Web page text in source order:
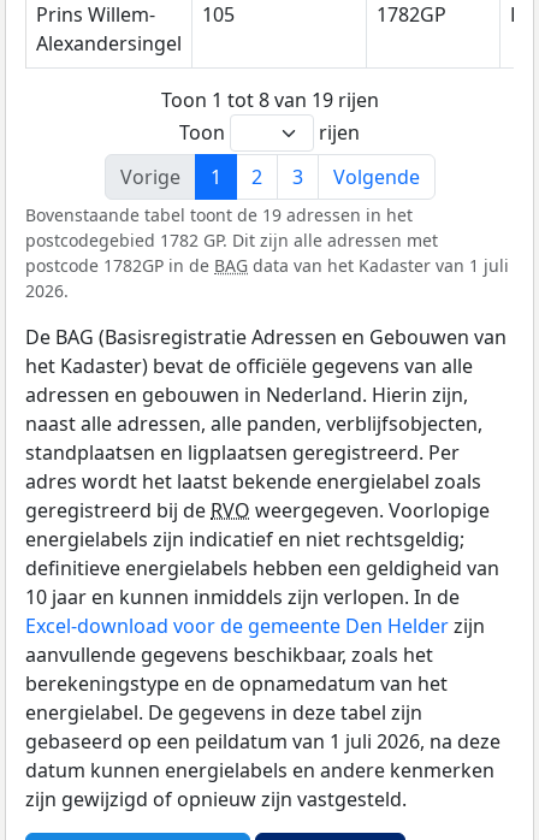
Prins Willem-
Alexandersingel
105 1782GP
Toon 1 tot 8 van 19 rijen
Toon
rijen
Vorige
1 2 3 Volgende
Bovenstaande tabel toont de 19 adressen in het
postcodegebied 1782 GP. Dit zijn alle adressen met
postcode 1782GP in de BAG data van het Kadaster van 1 juli
2026.
De BAG (Basisregistratie Adressen en Gebouwen van
het Kadaster) bevat de officiële gegevens van alle
adressen en gebouwen in Nederland. Hierin zijn,
naast alle adressen, alle panden, verblijfsobjecten,
standplaatsen en ligplaatsen geregistreerd. Per
adres wordt het laatst bekende energielabel zoals
geregistreerd bij de RVO weergegeven. Voorlopige
energielabels zijn indicatief en niet rechtsgeldig;
definitieve energielabels hebben een geldigheid van
10 jaar en kunnen inmiddels zijn verlopen. In de
Excel-download voor de gemeente Den Helderzijn
aanvullende gegevens beschikbaar, zoals het
berekeningstype en de opnamedatum van het
energielabel. De gegevens in deze tabel zijn
gebaseerd op een peildatum van 1 juli 2026, na deze
datum kunnen energielabels en andere kenmerken
zijn gewijzigd of opnieuw zijn vastgesteld.